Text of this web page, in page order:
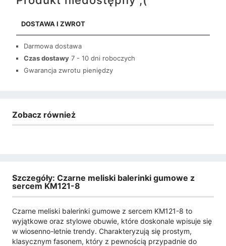
DOSTAWA I ZWROT
Darmowa dostawa
Czas dostawy 7 - 10 dni roboczych
Gwarancja zwrotu pieniędzy
Zobacz również
Szczegóły: Czarne meliski balerinki gumowe z
sercem KM121-8
Czarne meliski balerinki gumowe z sercem KM121-8 to
wyjątkowe oraz stylowe obuwie, które doskonale wpisuje się
w wiosenno-letnie trendy. Charakteryzują się prostym,
klasycznym fasonem, który z pewnością przypadnie do